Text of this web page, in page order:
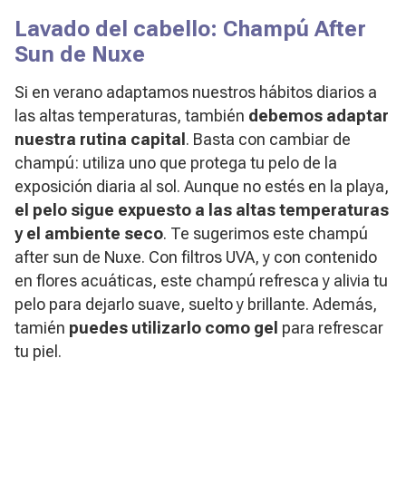
Lavado del cabello: Champú After
Sun de Nuxe
Si en verano adaptamos nuestros hábitos diarios a
las altas temperaturas, también debemos adaptar
nuestra rutina capital . Basta con cambiar de
champú: utiliza uno que protega tu pelo de la
exposición diaria al sol. Aunque no estés en la playa,
el pelo sigue expuesto a las altas temperaturas
y el ambiente seco. Te sugerimos este champú
after sun de Nuxe. Con filtros UVA, y con contenido
en flores acuáticas, este champú refresca y alivia tu
pelo para dejarlo suave, suelto y brillante. Además,
tamién puedes utilizarlo como gel para refrescar
tu piel.